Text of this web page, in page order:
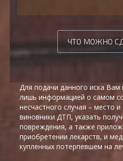
ЧТО МОЖНО
Для подачи данного иска
лишь информацией о самом
несчастного случая – место
виновники ДТП, указать
повреждения, а также
приобретении лекарств, и
купленных потерпевшем на